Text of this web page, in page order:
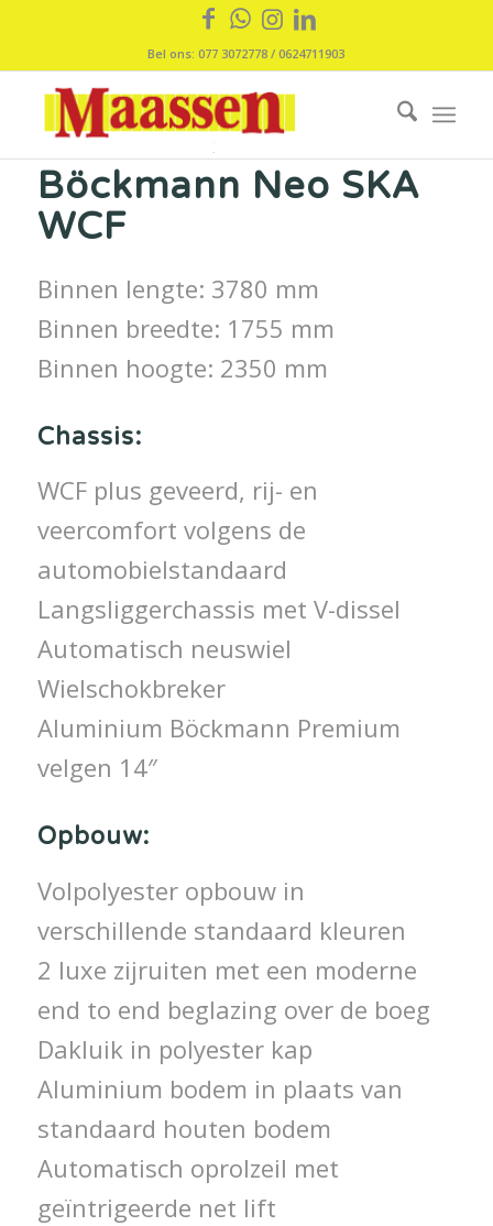
Bel ons: 077 3072778 / 0624711903
Böckmann Neo SKA
WCF
Binnen lengte: 3780 mm
Binnen breedte: 1755 mm
Binnen hoogte: 2350 mm
Chassis:
WCF plus geveerd, rij- en
veercomfort volgens de
automobielstandaard
Langsliggerchassis met V-dissel
Automatisch neuswiel
Wielschokbreker
Aluminium Böckmann Premium
velgen 14″
Opbouw:
Volpolyester opbouw in
verschillende standaard kleuren
2 luxe zijruiten met een moderne
end to end beglazing over de boeg
Dakluik in polyester kap
Aluminium bodem in plaats van
standaard houten bodem
Automatisch oprolzeil met
geïntrigeerde net lift